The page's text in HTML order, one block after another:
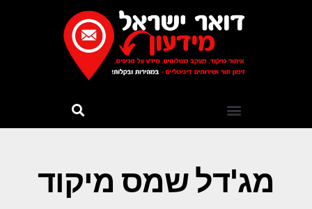
מג'דל שמס מיקוד